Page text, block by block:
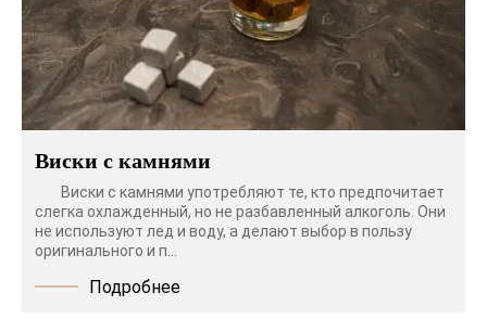
Виски с камнями
Виски с камнями употребляют те, кто предпочитает
слегка охлажденный, но не разбавленный алкоголь. Они
не используют лед и воду, а делают выбор в пользу
оригинального и п...
Подробнее